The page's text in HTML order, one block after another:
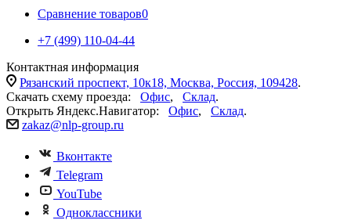
Сравнение товаров0
+7 (499) 110-04-44
Контактная информация
Рязанский проспект, 10к18, Москва, Россия, 109428.
Скачать схему проезда: Офис, Склад.
Открыть Яндекс.Навигатор: Офис, Склад.
zakaz@nlp-group.ru
Вконтакте
Telegram
YouTube
Одноклассники